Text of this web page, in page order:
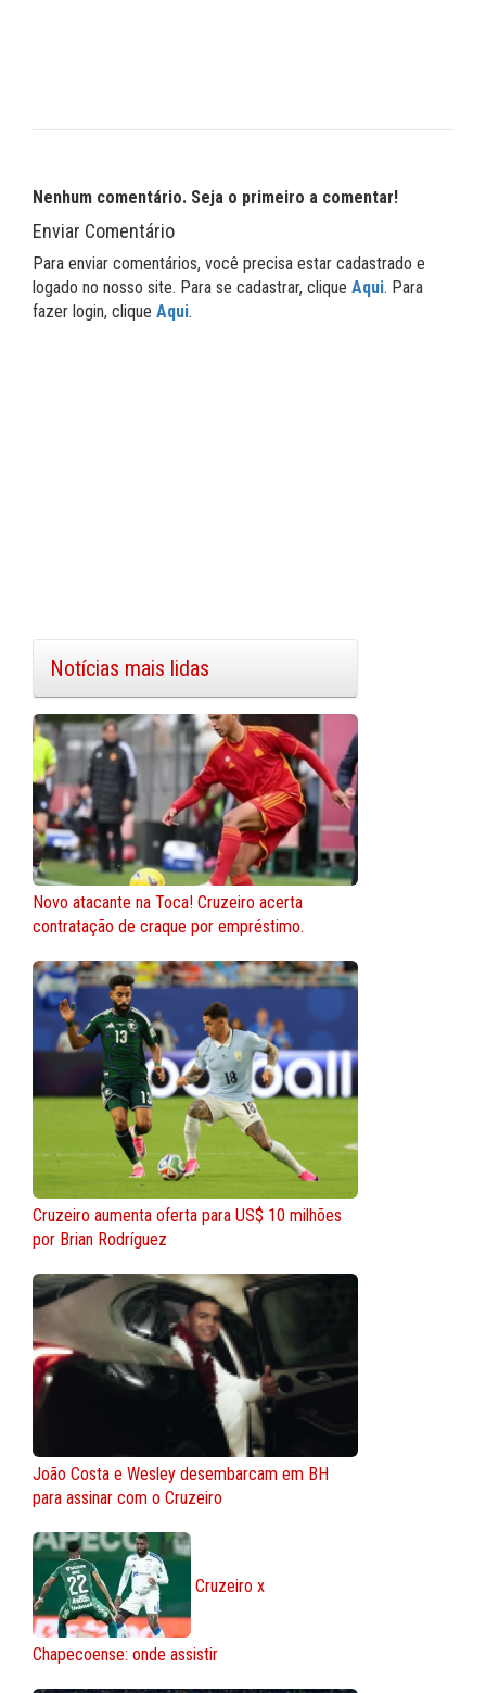
Nenhum comentário. Seja o primeiro a comentar!
Enviar Comentário
Para enviar comentários, você precisa estar cadastrado e
logado no nosso site. Para se cadastrar, clique Aqui. Para
fazer login, clique Aqui.
Notícias mais lidas
Novo atacante na Toca! Cruzeiro acerta
contratação de craque por empréstimo.
Cruzeiro aumenta oferta para US$ 10 milhões
por Brian Rodríguez
João Costa e Wesley desembarcam em BH
para assinar com o Cruzeiro
Cruzeiro x
Chapecoense: onde assistir